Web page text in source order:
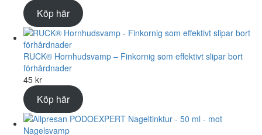
Köp här
RUCK® Hornhudsvamp – Finkornig som effektivt slipar bort
förhårdnader
45 kr
Köp här